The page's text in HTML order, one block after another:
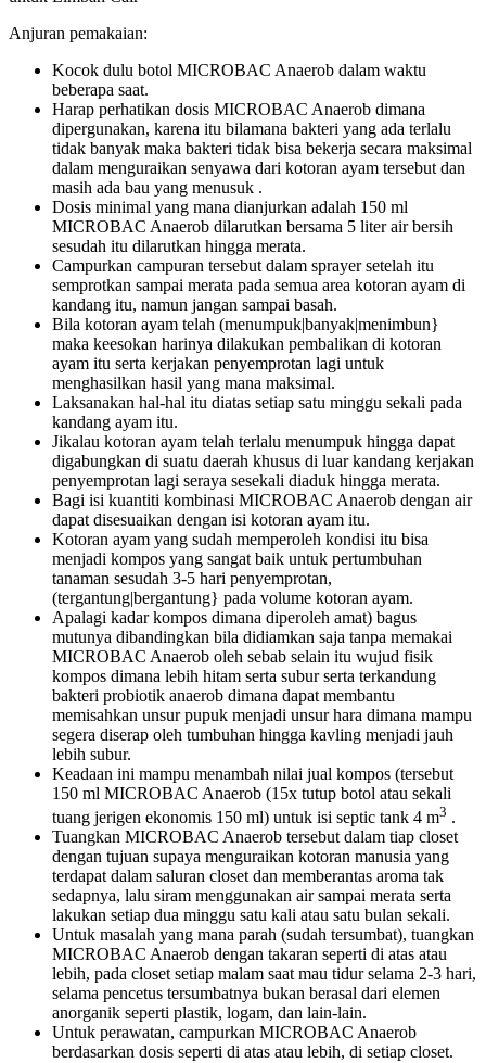
Anjuran pemakaian:
Kocok dulu botol MICROBAC Anaerob dalam waktu
beberapa saat.
Harap perhatikan dosis MICROBAC Anaerob dimana
dipergunakan, karena itu bilamana bakteri yang ada terlalu
tidak banyak maka bakteri tidak bisa bekerja secara maksimal
dalam menguraikan senyawa dari kotoran ayam tersebut dan
masih ada bau yang menusuk .
Dosis minimal yang mana dianjurkan adalah 150 ml
MICROBAC Anaerob dilarutkan bersama 5 liter air bersih
sesudah itu dilarutkan hingga merata.
Campurkan campuran tersebut dalam sprayer setelah itu
semprotkan sampai merata pada semua area kotoran ayam di
kandang itu, namun jangan sampai basah.
Bila kotoran ayam telah (menumpuk|banyak|menimbun}
maka keesokan harinya dilakukan pembalikan di kotoran
ayam itu serta kerjakan penyemprotan lagi untuk
menghasilkan hasil yang mana maksimal.
Laksanakan hal-hal itu diatas setiap satu minggu sekali pada
kandang ayam itu.
Jikalau kotoran ayam telah terlalu menumpuk hingga dapat
digabungkan di suatu daerah khusus di luar kandang kerjakan
penyemprotan lagi seraya sesekali diaduk hingga merata.
Bagi isi kuantiti kombinasi MICROBAC Anaerob dengan air
dapat disesuaikan dengan isi kotoran ayam itu.
Kotoran ayam yang sudah memperoleh kondisi itu bisa
menjadi kompos yang sangat baik untuk pertumbuhan
tanaman sesudah 3-5 hari penyemprotan,
(tergantung|bergantung} pada volume kotoran ayam.
Apalagi kadar kompos dimana diperoleh amat) bagus
mutunya dibandingkan bila didiamkan saja tanpa memakai
MICROBAC Anaerob oleh sebab selain itu wujud fisik
kompos dimana lebih hitam serta subur serta terkandung
bakteri probiotik anaerob dimana dapat membantu
memisahkan unsur pupuk menjadi unsur hara dimana mampu
segera diserap oleh tumbuhan hingga kavling menjadi jauh
lebih subur.
Keadaan ini mampu menambah nilai jual kompos (tersebut
150 ml MICROBAC Anaerob (15x tutup botol atau sekali
tuang jerigen ekonomis 150 ml) untuk isi septic tank 4 m3 .
Tuangkan MICROBAC Anaerob tersebut dalam tiap closet
dengan tujuan supaya menguraikan kotoran manusia yang
terdapat dalam saluran closet dan memberantas aroma tak
sedapnya, lalu siram menggunakan air sampai merata serta
lakukan setiap dua minggu satu kali atau satu bulan sekali.
Untuk masalah yang mana parah (sudah tersumbat), tuangkan
MICROBAC Anaerob dengan takaran seperti di atas atau
lebih, pada closet setiap malam saat mau tidur selama 2-3 hari,
selama pencetus tersumbatnya bukan berasal dari elemen
anorganik seperti plastik, logam, dan lain-lain.
Untuk perawatan, campurkan MICROBAC Anaerob
berdasarkan dosis seperti di atas atau lebih, di setiap closet.